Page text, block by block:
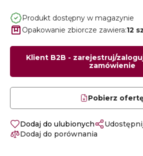
Produkt dostępny w magazynie
Opakowanie zbiorcze zawiera:12
Klient B2B - zarejestruj/
zamówienie
Pobierz
Dodaj do ulubionych
Dodaj do porównania